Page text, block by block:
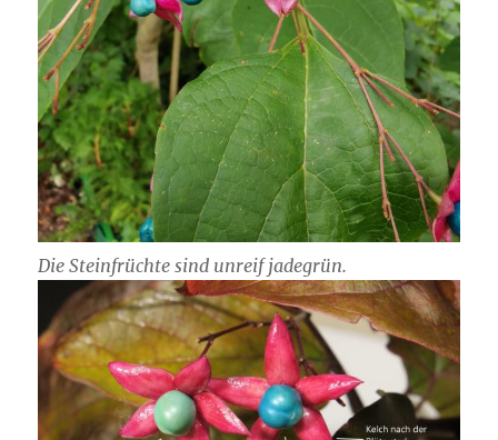
Die Steinfrüchte sind unreif jadegrün.